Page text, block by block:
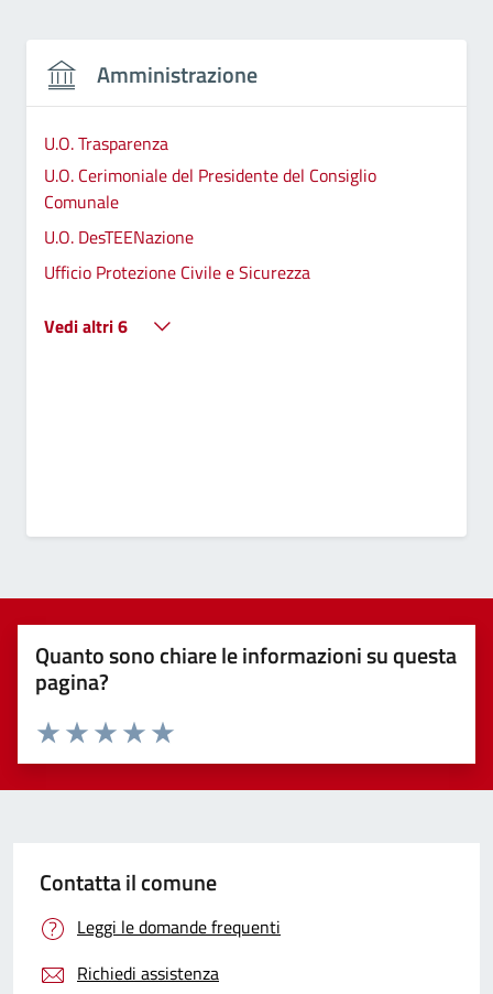
Amministrazione
U.O. Trasparenza
U.O. Cerimoniale del Presidente del Consiglio
Comunale
U.O. DesTEENazione
Ufficio Protezione Civile e Sicurezza
Vedi altri 6
Quanto sono chiare le informazioni su questa
pagina?
Valuta 5 stelle su 5
Valuta 4 stelle su 5
Valuta 3 stelle su 5
Valuta 2 stelle su 5
Valuta 1 stelle su 5
Contatta il comune
Leggi le domande frequenti
Richiedi assistenza